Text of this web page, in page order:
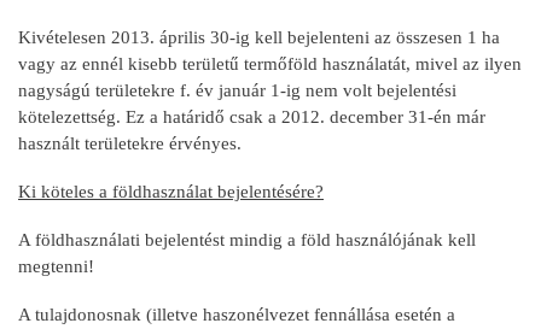
Kivételesen 2013. április 30-ig kell bejelenteni az összesen 1 ha
vagy az ennél kisebb területű termőföld használatát, mivel az ilyen
nagyságú területekre f. év január 1-ig nem volt bejelentési
kötelezettség. Ez a határidő csak a 2012. december 31-én már
használt területekre érvényes.
Ki köteles a földhasználat bejelentésére?
A földhasználati bejelentést mindig a föld használójának kell
megtenni!
A tulajdonosnak (illetve haszonélvezet fennállása esetén a